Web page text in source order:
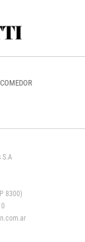
8300)